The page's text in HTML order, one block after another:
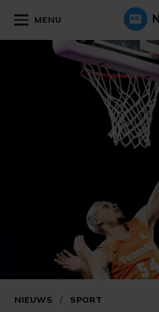
MENU
NIEUWS / SPORT